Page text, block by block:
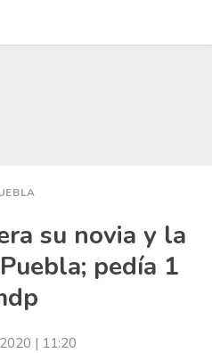
su novia y la
pedía 1
| 11:20